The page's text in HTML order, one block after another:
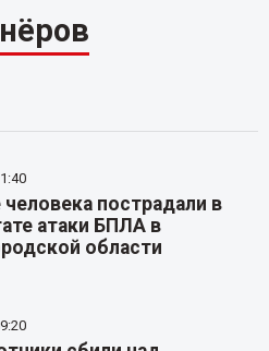
пострадали в
атаки БПЛА в
области